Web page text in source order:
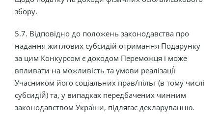
збору.
5.7. Відповідно до положень законодавства про
надання житлових субсидій отримання Подарунку
за цим Конкурсом є доходом Переможця і може
впливати на можливість та умови реалізації̈
Учасником його соціальних прав/пільг (в тому числі
субсидій̆) та, у випадках передбачених чинним
законодавством України, підлягає декларуванню.